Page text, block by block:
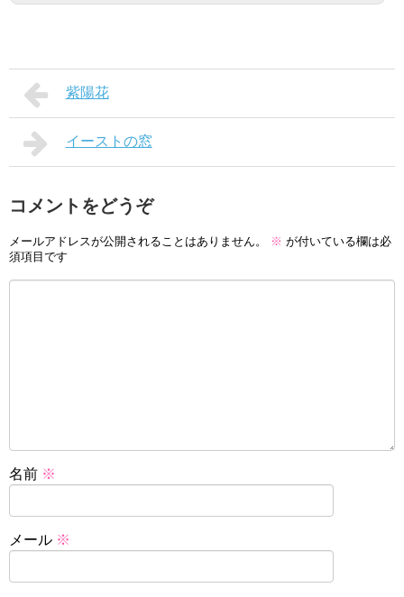
紫陽花
イーストの窓
コメントをどうぞ
メールアドレスが公開されることはありません。 ※ が付いている欄は必
須項目です
名前 ※
メール ※